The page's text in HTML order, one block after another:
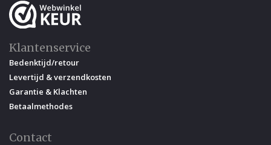
Klantenservice
Bedenktijd/retour
Levertijd & verzendkosten
Garantie & Klachten
Betaalmethodes
Contact